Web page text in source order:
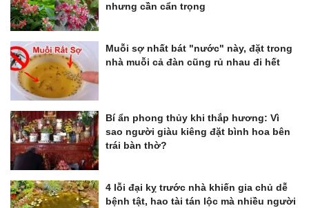
nhưng cần cẩn trọng
Muỗi sợ nhất bát "nước" này, đặt trong
nhà muỗi cả đàn cũng rủ nhau đi hết
Bí ẩn phong thủy khi thắp hương: Vì
sao người giàu kiêng đặt bình hoa bên
trái bàn thờ?
4 lỗi đại kỵ trước nhà khiến gia chủ dễ
bệnh tật, hao tài tán lộc mà nhiều người